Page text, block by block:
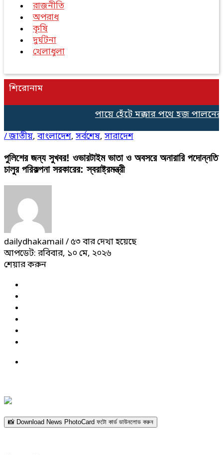
রাজনীতি
অপরাধ
কৃষি
দুর্ঘটনা
খেলাধুলা
শিরোনাম
পায়ে হেঁটে মক্কার পথে হজ
/জাতীয়, বাংলাদেশ, সর্বশেষ, সারাদেশ
পুলিশের জন্য সুখবর! ওভারটাইম ভাতা ও অবসরে অনারারি পদোন্নতি
চালুর পরিকল্পনা সরকারের: স্বরাষ্ট্রমন্ত্রী
dailydhakamail / ৫৩ বার দেখা হয়েছে
আপডেট: রবিবার, ১০ মে, ২০২৬
শেয়ার করুন
📸 Download News PhotoCard ফটো কার্ড ডাউনলোড করুন